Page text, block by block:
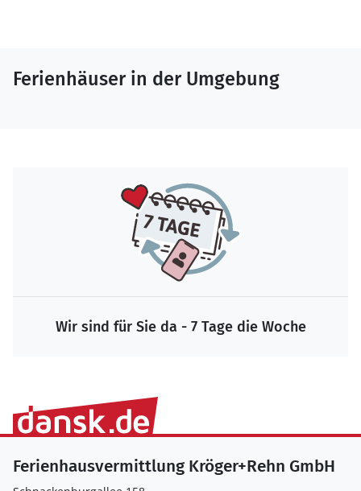
Ferienhäuser in der Umgebung
Wir sind für Sie da - 7 Tage die Woche
Ferienhausvermittlung Kröger+Rehn GmbH